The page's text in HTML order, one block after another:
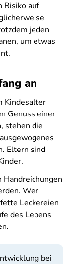
Risiko auf
jeden
um etwas
an
Kindesalter
Genuss einer
stehen die
Eltern sind
Wer
Leckereien
des Lebens
bei